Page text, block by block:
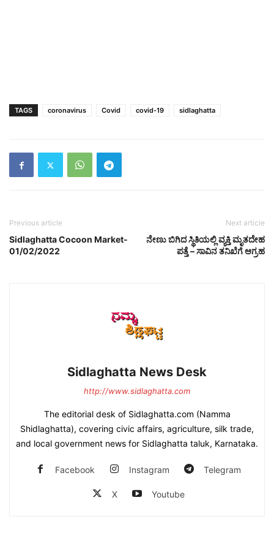
TAGS coronavirus Covid covid-19 sidlaghatta
Previous article
Sidlaghatta Cocoon Market-
01/02/2022
Next article
ನೇಣು ಬಿಗಿದ ಸ್ಥಿತಿಯಲ್ಲಿ ವ್ಯಕ್ತಿ ಮೃತದೇಹ
ಪತ್ತೆ – ಸಾವಿನ ತನಿಖೆಗೆ ಆಗ್ರಹ
Sidlaghatta News Desk
http://www.sidlaghatta.com
The editorial desk of Sidlaghatta.com (Namma
Shidlaghatta), covering civic affairs, agriculture, silk trade,
and local government news for Sidlaghatta taluk, Karnataka.
Facebook Instagram Telegram
X Youtube